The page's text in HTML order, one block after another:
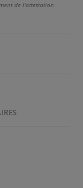
de l'attestation